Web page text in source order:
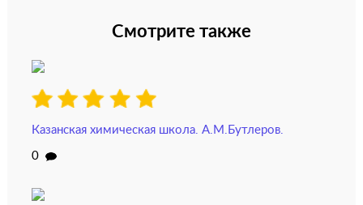
Смотрите также
Казанская химическая школа. А.М.Бутлеров.
0